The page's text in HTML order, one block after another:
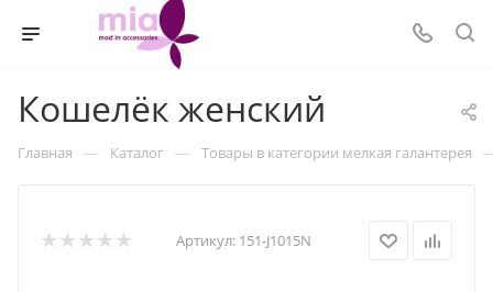
Кошелёк женский
Главная — Каталог — Товары в категории мелкая галантерея
Артикул: 151-J1015N